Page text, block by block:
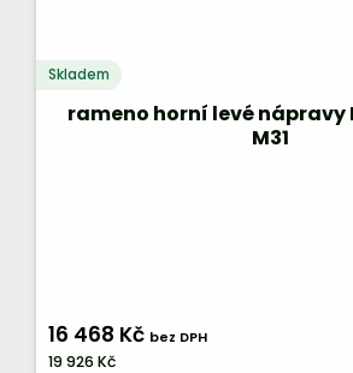
Skladem
rameno horní levé nápravy
M31
16 468 Kč bez DPH
19 926 Kč